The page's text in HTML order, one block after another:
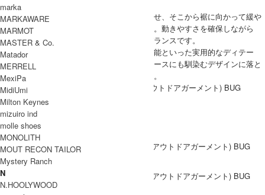
す。
シルエットは、腰回りや渡りにゆとりを持たせ、そこから裾に向かって緩や
かにテーパードをかけたリラックスフィット。動きやすさを確保しながら
も、足元はすっきりとまとまる計算されたバランスです。
計算されたポケットの配置や、パッカブル機能といった実用的なディテー
ル。ブランドならではの機能性を、タウンユースにも馴染むデザインに落と
し込んだ、幅広いシーンで活躍する一本です。
COMFY OUTDOOR GARMENT(コムフィアウトドアガーメント) BUG
PANTS
COODINATE
marka
MARKAWARE
MARMOT
MASTER & Co.
Matador
MERRELL
MexiPa
MidiUmi
Milton Keynes
mizuiro ind
molle shoes
MONOLITH
MOUT RECON TAILOR
Mystery Ranch
N
N.HOOLYWOOD